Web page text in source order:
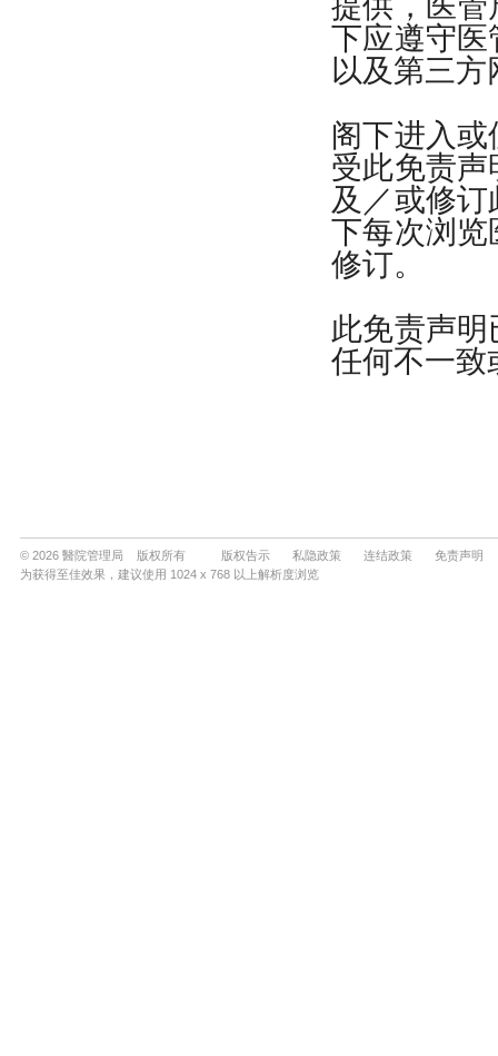
© 2026 醫院管理局 版权所有 版权告示 私隐政策 连结政策
免责声明
为获得至佳效果，建议使用 1024 x 768 以上解析度浏览